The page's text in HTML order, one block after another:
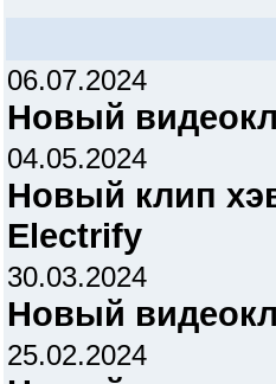
06.07.2024
Новый
04.05.2024
Новый клип
Electrify
30.03.2024
Новый
25.02.2024